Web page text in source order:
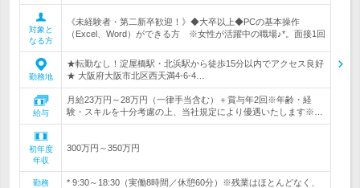
対象と
なる方
《未経験者・第二新卒歓迎！》◆大卒以上◆PCの基本操作
（Excel、Word）ができる方 ※女性が活躍中の職場♪*。面接1回
勤務地
★転勤なし！淀屋橋駅・北浜駅から徒歩15分以内でアクセス良好
★ 大阪府大阪市北区西天満4-6-4…
給与
月給23万円～28万円（一律手当含む）＋賞与年2回※年齢・経
験・スキルを十分考慮の上、当社規定により優遇いたします※…
初年度
年収
300万円～350万円
勤務
* 9:30～18:30（実働8時間／休憩60分）※残業はほとんどなく、